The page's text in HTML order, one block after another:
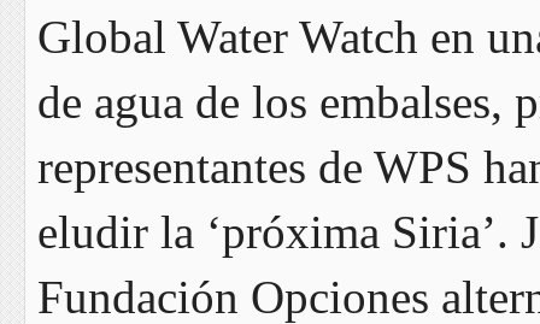
Global Water Watch en
de agua de los embalses,
representantes de WPS
eludir la ‘próxima Siria’.
Fundación Opciones